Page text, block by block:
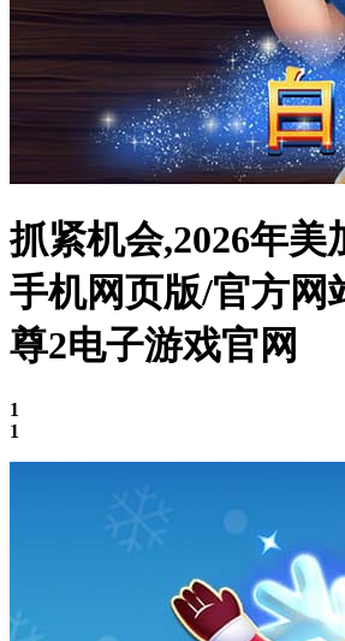
抓紧机会,2026年美
手机网页版/官方网
尊2电子游戏官网
1
1